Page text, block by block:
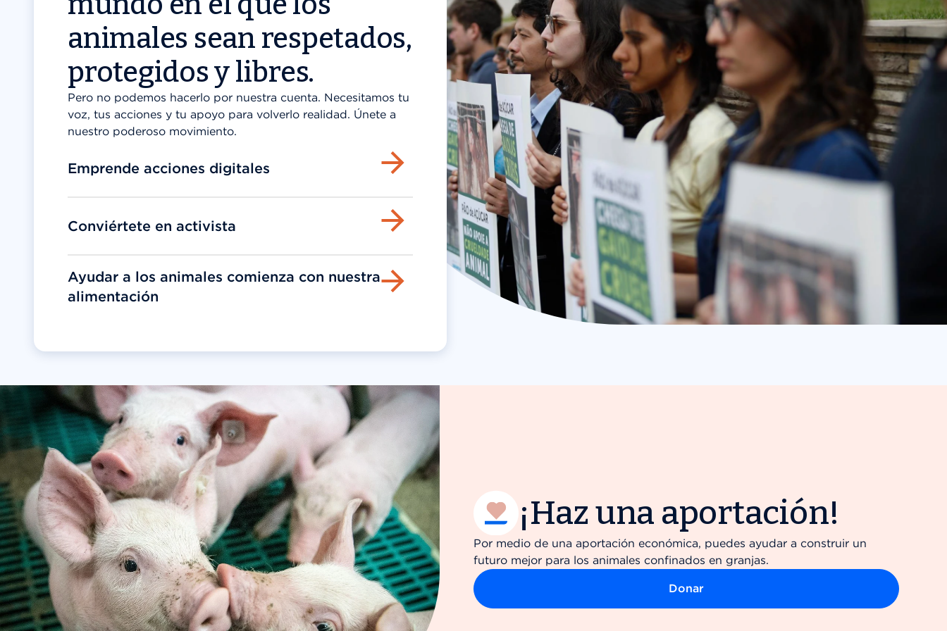
animales sean respetados,
protegidos y libres.
Pero no podemos hacerlo por nuestra cuenta. Necesitamos tu
voz, tus acciones y tu apoyo para volverlo realidad. Únete a
nuestro poderoso movimiento.
Emprende acciones digitales
Conviértete en activista
Ayudar a los animales comienza con nuestra
alimentación
¡Haz una aportación!
Por medio de una aportación económica, puedes ayudar a construir un
futuro mejor para los animales confinados en granjas.
Donar